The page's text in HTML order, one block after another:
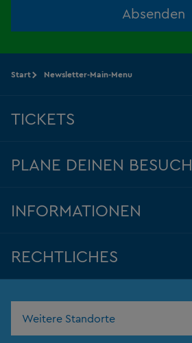
Absenden
Weitere Standorte
Start Newsletter-Main-Menu
TICKETS
PLANE DEINEN BESUCH
INFORMATIONEN
RECHTLICHES